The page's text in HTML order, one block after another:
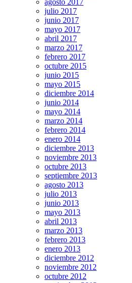
agosto 2017
julio 2017
junio 2017
mayo 2017
abril 2017
marzo 2017
febrero 2017
octubre 2015
junio 2015
mayo 2015
diciembre 2014
junio 2014
mayo 2014
marzo 2014
febrero 2014
enero 2014
diciembre 2013
noviembre 2013
octubre 2013
septiembre 2013
agosto 2013
julio 2013
junio 2013
mayo 2013
abril 2013
marzo 2013
febrero 2013
enero 2013
diciembre 2012
noviembre 2012
octubre 2012